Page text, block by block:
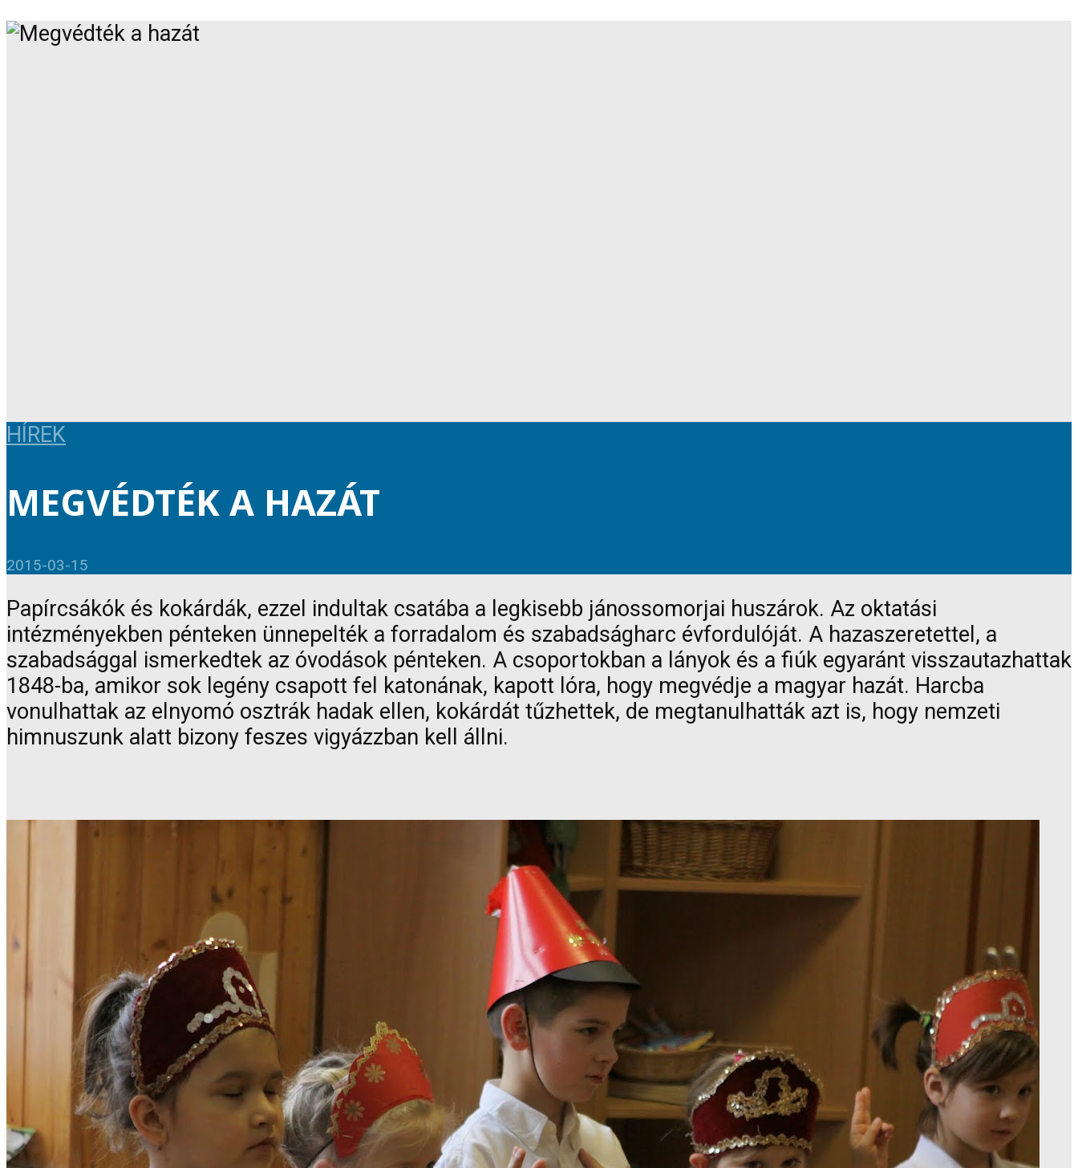
HÍREK
MEGVÉDTÉK A HAZÁT
2015-03-15
Papírcsákók és kokárdák, ezzel indultak csatába a legkisebb jánossomorjai huszárok. Az oktatási
intézményekben pénteken ünnepelték a forradalom és szabadságharc évfordulóját. A hazaszeretettel, a
szabadsággal ismerkedtek az óvodások pénteken. A csoportokban a lányok és a fiúk egyaránt visszautazhattak
1848-ba, amikor sok legény csapott fel katonának, kapott lóra, hogy megvédje a magyar hazát. Harcba
vonulhattak az elnyomó osztrák hadak ellen, kokárdát tűzhettek, de megtanulhatták azt is, hogy nemzeti
himnuszunk alatt bizony feszes vigyázzban kell állni.